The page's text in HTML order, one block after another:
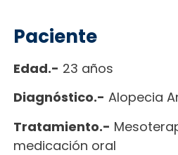
Paciente
Edad.- 23 años
Diagnóstico.- Alopecia
Tratamiento.-
medicación oral